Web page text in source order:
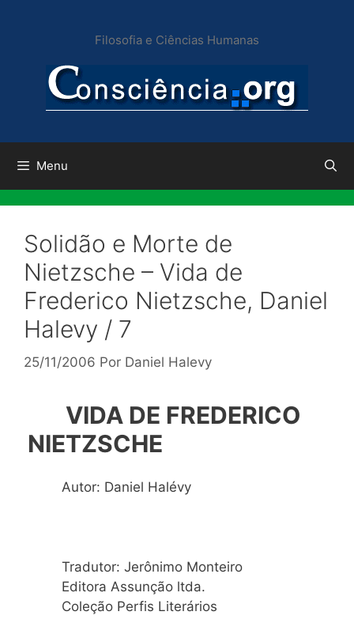
conteúdo
Filosofia e Ciências Humanas
Menu
Solidão e Morte de
Nietzsche – Vida de
Frederico Nietzsche, Daniel
Halevy / 7
25/11/2006 Por Daniel Halevy
VIDA DE FREDERICO
NIETZSCHE
Autor: Daniel Halévy
Tradutor: Jerônimo Monteiro
Editora Assunção ltda.
Coleção Perfis Literários